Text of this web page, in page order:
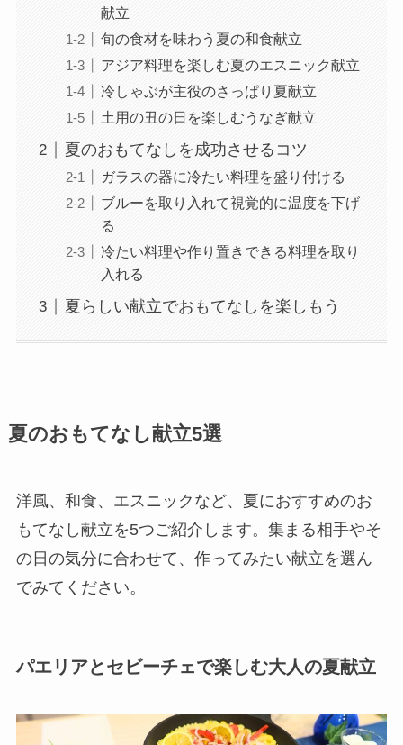
献立
旬の食材を味わう夏の和食献立
アジア料理を楽しむ夏のエスニック献立
冷しゃぶが主役のさっぱり夏献立
土用の丑の日を楽しむうなぎ献立
夏のおもてなしを成功させるコツ
ガラスの器に冷たい料理を盛り付ける
ブルーを取り入れて視覚的に温度を下げ
る
冷たい料理や作り置きできる料理を取り
入れる
夏らしい献立でおもてなしを楽しもう
夏のおもてなし献立5選
洋風、和食、エスニックなど、夏におすすめのお
もてなし献立を5つご紹介します。集まる相手やそ
の日の気分に合わせて、作ってみたい献立を選ん
でみてください。
パエリアとセビーチェで楽しむ大人の夏献立